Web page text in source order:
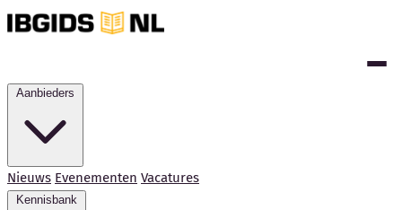
Nieuws Evenementen Vacatures